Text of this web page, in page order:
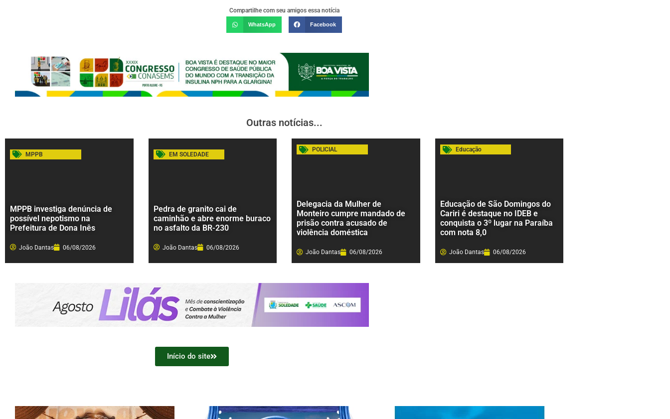
Compartilhe com seu amigos essa notícia
WhatsApp Facebook
Outras notícias...
MPPB
MPPB investiga denúncia de
possível nepotismo na
Prefeitura de Dona Inês
João Dantas 06/08/2026
EM SOLEDADE
Pedra de granito cai de
caminhão e abre enorme buraco
no asfalto da BR-230
João Dantas 06/08/2026
POLICIAL
Delegacia da Mulher de
Monteiro cumpre mandado de
prisão contra acusado de
violência doméstica
João Dantas 06/08/2026
Educação
Educação de São Domingos do
Cariri é destaque no IDEB e
conquista o 3º lugar na Paraíba
com nota 8,0
João Dantas 06/08/2026
Início do site